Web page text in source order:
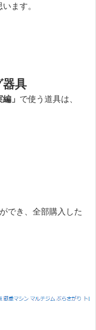
ます。
器具
」 で使う道具は、
でき、全部購入した